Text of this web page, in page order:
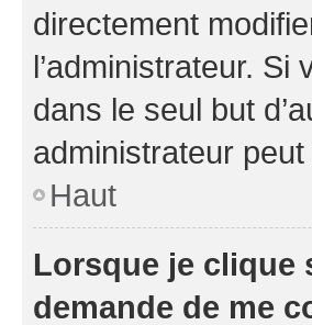
directement
l’administrateur.
dans le seul but
administrateur
Haut
Lorsque je clique
demande de me